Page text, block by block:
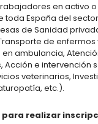
en activo o
toda España del
de Sanidad
de enfermos
ambulancia,
Acción e intervención
veterinarios,
etc.).
realizar